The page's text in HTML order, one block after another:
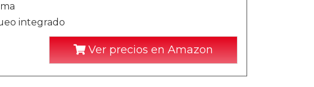
integrado
Ver precios en Amazon